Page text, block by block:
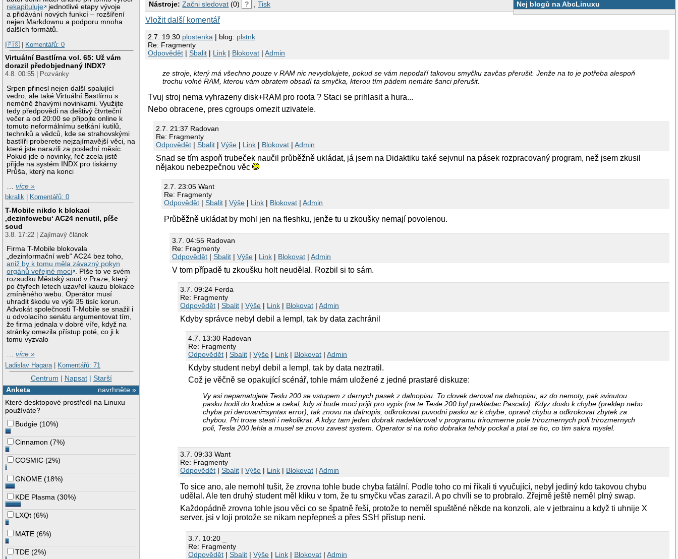
rekapituluje
jednotlivé etapy vývoje
a přidávání nových funkcí – rozšíření
nejen Markdownu a podporu mnoha
dalších formátů.
|🇵🇸 | Komentářů: 0
Virtuální Bastlírna vol. 65: Už vám
dorazil předobjednaný INDX?
4.8. 00:55 | Pozvánky
Srpen přinesl nejen další spalující
vedro, ale také Virtuální Bastlírnu s
neméně žhavými novinkami. Využijte
tedy předpovědi na deštivý čtvrteční
večer a od 20:00 se připojte online k
tomuto neformálnímu setkání kutilů,
techniků a vědců, kde se strahovskými
bastlíři proberete nejzajímavější věci, na
které jste narazili za poslední měsíc.
Pokud jde o novinky, řeč zcela jistě
přijde na systém INDX pro tiskárny
Průša, který na konci
…více »
bkralik
Komentářů: 0
T-Mobile nikdo k blokaci
‚dezinfowebu‘ AC24 nenutil, píše
soud
3.8. 17:22 | Zajímavý článek
Firma T-Mobile blokovala
„dezinformační web“ AC24 bez toho,
aniž by k tomu měla závazný pokyn
orgánů veřejné moci . Píše to ve svém
rozsudku Městský soud v Praze, který
po čtyřech letech uzavřel kauzu blokace
zmíněného webu. Operátor musí
uhradit škodu ve výši 35 tisíc korun.
Advokát společnosti T-Mobile se snažil i
u odvolacího senátu argumentovat tím,
že firma jednala v dobré víře, když na
stránky omezila přístup poté, co ji k
tomu vyzvalo
…více »
Ladislav Hagara | Komentářů: 71
Centrum | Napsat| Starší
navrhněte »
Anketa
Které desktopové prostředí na Linuxu
používáte?
Budgie (10%)
Cinnamon (7%)
COSMIC (2%)
GNOME (18%)
KDE Plasma (30%)
LXQt (6%)
MATE (6%)
TDE (2%)
Nej blogů na AbcLinuxu
Nástroje: Začni sledovat (0) ? , Tisk
Vložit další komentář
2.7. 19:30 plostenka | blog: plstnk
Re: Fragmenty
Odpovědět |Sbalit | Link | Blokovat |Admin
ze stroje, který má všechno pouze v RAM nic nevydolujete, pokud se vám nepodaří takovou smyčku zavčas přerušit. Jenže na to je potřeba alespoň
trochu volné RAM, kterou vám obratem obsadí ta smyčka, kterou tím pádem nemáte šanci přerušit.
Tvuj stroj nema vyhrazeny disk+RAM pro roota ? Staci se prihlasit a hura...
Nebo obracene, pres cgroups omezit uzivatele.
2.7. 21:37 Radovan
Re: Fragmenty
Odpovědět |Sbalit |Výše | Link | Blokovat |Admin
Snad se tím aspoň trubeček naučil průběžně ukládat, já jsem na Didaktiku také sejvnul na pásek rozpracovaný program, než jsem zkusil
nějakou nebezpečnou věc
2.7. 23:05 Want
Re: Fragmenty
Odpovědět |Sbalit |Výše | Link | Blokovat |Admin
Průběžně ukládat by mohl jen na fleshku, jenže tu u zkoušky nemají povolenou.
3.7. 04:55 Radovan
Re: Fragmenty
Odpovědět |Sbalit |Výše | Link | Blokovat |Admin
V tom případě tu zkoušku holt neudělal. Rozbil si to sám.
3.7. 09:24 Ferda
Re: Fragmenty
Odpovědět |Sbalit |Výše | Link | Blokovat |Admin
Kdyby správce nebyl debil a lempl, tak by data zachránil
4.7. 13:30 Radovan
Re: Fragmenty
Odpovědět |Sbalit |Výše | Link | Blokovat |Admin
Kdyby student nebyl debil a lempl, tak by data neztratil.
Což je věčně se opakující scénář, tohle mám uložené z jedné prastaré diskuze:
Vy asi nepamatujete Teslu 200 se vstupem z dernych pasek z dalnopisu. To clovek deroval na dalnopisu, az do nemoty, pak svinutou
pasku hodil do krabice a cekal, kdy si bude moci prijit pro vypis (na te Tesle 200 byl prekladac Pascalu). Kdyz doslo k chybe (preklep nebo
chyba pri derovani=syntax error), tak znovu na dalnopis, odkrokovat puvodni pasku az k chybe, opravit chybu a odkrokovat zbytek za
chybou. Pri trose stesti i nekolikrat. A kdyz tam jeden dobrak nadeklaroval v programu trirozmerne pole trirozmernych poli trirozmernych
poli, Tesla 200 lehla a musel se znovu zavest system. Operator si na toho dobraka tehdy pockal a ptal se ho, co tim sakra myslel.
3.7. 09:33 Want
Re: Fragmenty
Odpovědět |Sbalit |Výše | Link | Blokovat |Admin
To sice ano, ale nemohl tušit, že zrovna tohle bude chyba fatální. Podle toho co mi říkali ti vyučující, nebyl jediný kdo takovou chybu
udělal. Ale ten druhý student měl kliku v tom, že tu smyčku včas zarazil. A po chvíli se to probralo. Zřejmě ještě neměl plný swap.
Každopádně zrovna tohle jsou věci co se špatně řeší, protože to neměl spuštěné někde na konzoli, ale v jetbrainu a když ti uhnije X
server, jsi v loji protože se nikam nepřepneš a přes SSH přístup není.
3.7. 10:20 _
Re: Fragmenty
Odpovědět |Sbalit |Výše | Link | Blokovat |Admin